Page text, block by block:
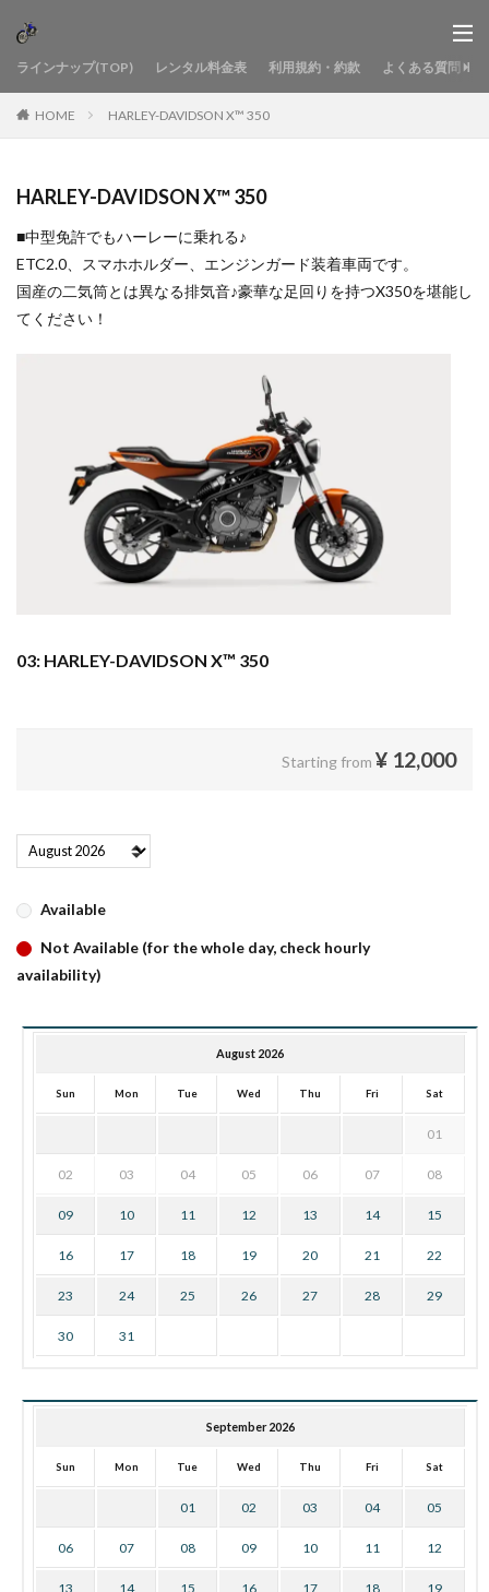
ラインナップ(TOP) レンタル料金表 利用規約・約款 よくある質問
HOME HARLEY-DAVIDSON X™ 350
HARLEY-DAVIDSON X™ 350
■中型免許でもハーレーに乗れる♪
ETC2.0、スマホホルダー、エンジンガード装着車両です。
国産の二気筒とは異なる排気音♪豪華な足回りを持つX350を堪能し
てください！
03: HARLEY-DAVIDSON X™ 350
Starting from ¥ 12,000
Available
Not Available (for the whole day, check hourly
availability)
August 2026
Sun Mon Tue Wed Thu Fri Sat
01
02 03 04 05 06 07 08
09 10 11 12 13 14 15
16 17 18 19 20 21 22
23 24 25 26 27 28 29
30 31
September 2026
Sun Mon Tue Wed Thu Fri Sat
01 02 03 04 05
06 07 08 09 10 11 12
13 14 15 16 17 18 19